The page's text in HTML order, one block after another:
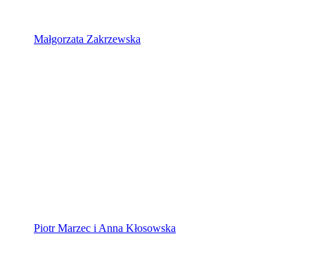
Małgorzata Zakrzewska
Piotr Marzec i Anna Kłosowska